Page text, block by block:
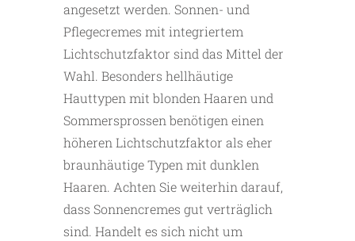
angesetzt werden. Sonnen- und
Pflegecremes mit integriertem
Lichtschutzfaktor sind das Mittel der
Wahl. Besonders hellhäutige
Hauttypen mit blonden Haaren und
Sommersprossen benötigen einen
höheren Lichtschutzfaktor als eher
braunhäutige Typen mit dunklen
Haaren. Achten Sie weiterhin darauf,
dass Sonnencremes gut verträglich
sind. Handelt es sich nicht um